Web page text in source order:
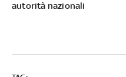
autorità nazionali